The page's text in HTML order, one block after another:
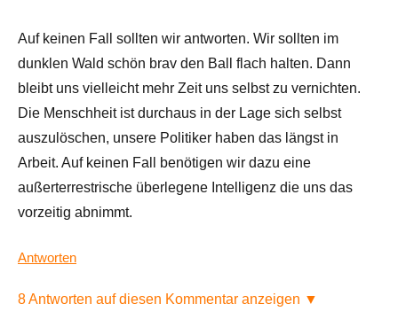
Auf keinen Fall sollten wir antworten. Wir sollten im
dunklen Wald schön brav den Ball flach halten. Dann
bleibt uns vielleicht mehr Zeit uns selbst zu vernichten.
Die Menschheit ist durchaus in der Lage sich selbst
auszulöschen, unsere Politiker haben das längst in
Arbeit. Auf keinen Fall benötigen wir dazu eine
außerterrestrische überlegene Intelligenz die uns das
vorzeitig abnimmt.
Antworten
8 Antworten auf diesen Kommentar anzeigen ▼